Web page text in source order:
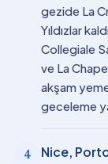
gezide La
Yıldızlar
Collegiale
ve La
akşam
geceleme
4 Nice,